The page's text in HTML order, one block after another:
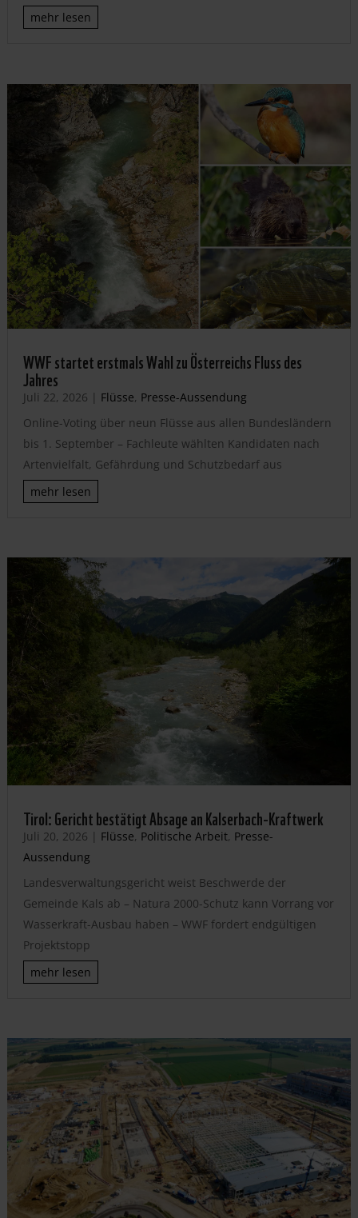
mehr lesen
WWF startet erstmals Wahl zu Österreichs Fluss des
Jahres
Juli 22, 2026 | Flüsse, Presse-Aussendung
Online-Voting über neun Flüsse aus allen Bundesländern
bis 1. September – Fachleute wählten Kandidaten nach
Artenvielfalt, Gefährdung und Schutzbedarf aus
mehr lesen
Tirol: Gericht bestätigt Absage an Kalserbach-Kraftwerk
Juli 20, 2026 | Flüsse, Politische Arbeit, Presse-
Aussendung
Landesverwaltungsgericht weist Beschwerde der
Gemeinde Kals ab – Natura 2000-Schutz kann Vorrang vor
Wasserkraft-Ausbau haben – WWF fordert endgültigen
Projektstopp
mehr lesen